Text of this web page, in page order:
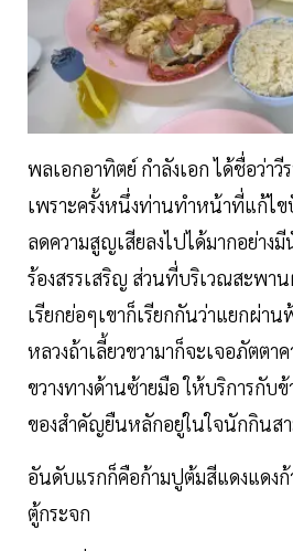
พลเอกอาทิตย์ กำลังเอก ได้ชื่อว่า
เพราะครั้งหนึ่งท่านทำหน้าที่แก้ไ
ลดความสูญเสียลงไปได้มากอย่า
ร้องสรรเสริญ ส่วนที่บริเวณสะพา
เรียกย่อๆเขาก็เรียกกันว่าแยกผ่า
หลวงถ้าเลี้ยวขวามาก็จะเจอภัตตา
ขวางทางด้านซ้ายมือ ให้บริการกับ
ของสำคัญยืนหลักอยู่ในใจนักกินสา
อันดับแรกก็คือก้ามปูต้มสีแดงแดงก้
ตู้กระจก